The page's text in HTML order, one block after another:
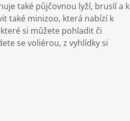
také půjčovnou lyží, bruslí a k
také minizoo, která nabízí k
které si můžete pohladit či
se voliérou, z vyhlídky si